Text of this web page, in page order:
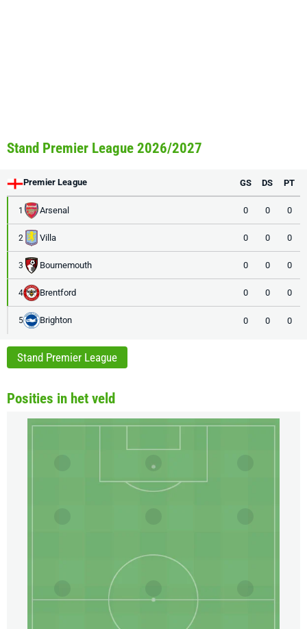
Stand Premier League 2026/2027
Premier League GS DS PT
1 Arsenal 0 0 0
2 Villa 0 0 0
3 Bournemouth 0 0 0
4 Brentford 0 0 0
5 Brighton 0 0 0
Stand Premier League
Posities in het veld